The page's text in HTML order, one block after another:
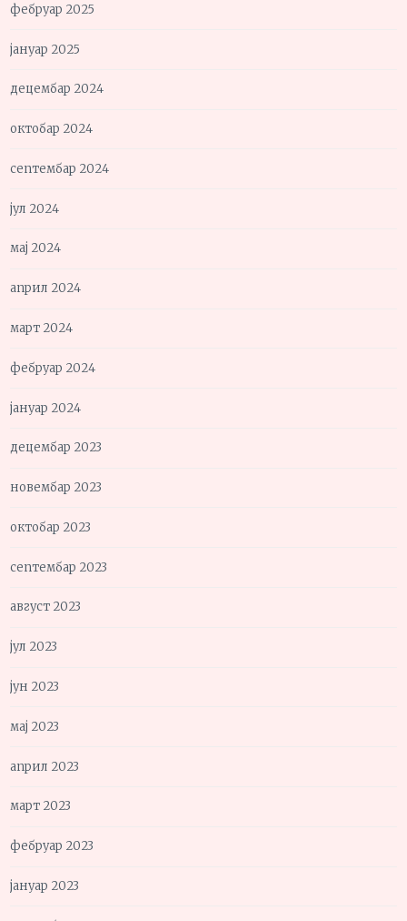
фебруар 2025
јануар 2025
децембар 2024
октобар 2024
септембар 2024
јул 2024
мај 2024
април 2024
март 2024
фебруар 2024
јануар 2024
децембар 2023
новембар 2023
октобар 2023
септембар 2023
август 2023
јул 2023
јун 2023
мај 2023
април 2023
март 2023
фебруар 2023
јануар 2023